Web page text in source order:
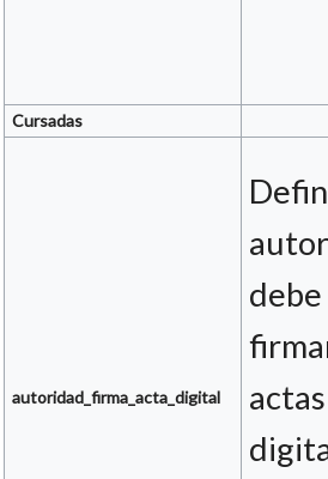
Cursadas
autoridad_firma_acta_digital
debe
actas